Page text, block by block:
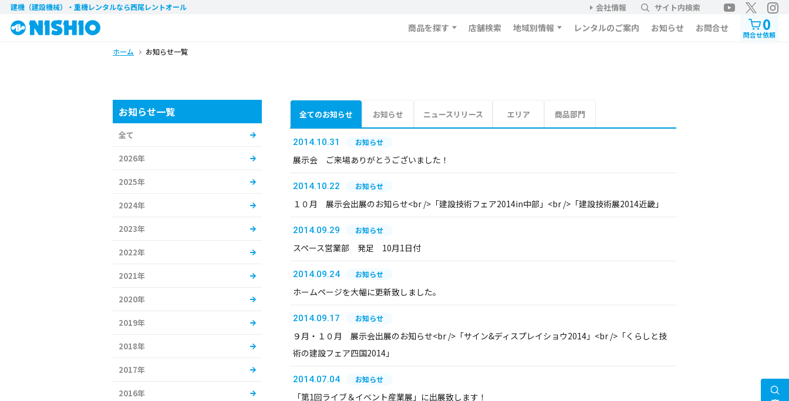
建機（建設機械）・重機レンタルなら西尾レントオール 会社情報 サイト内検索
商品を探す 店舗検索 地域別情報 レンタルのご案内 お知らせ お問合せ 0
問合せ依頼
ホーム お知らせ一覧
全てのお知らせ お知らせ ニュースリリース エリア 商品部門
2014.10.31 お知らせ
展示会 ご来場ありがとうございました！
2014.10.22 お知らせ
１０月 展示会出展のお知らせ<br />「建設技術フェア2014in中部」<br />「建設技術展2014近畿」
2014.09.29 お知らせ
スペース営業部 発足 10月1日付
2014.09.24 お知らせ
ホームページを大幅に更新致しました。
2014.09.17 お知らせ
９月・１０月 展示会出展のお知らせ<br />「サイン&ディスプレイショウ2014」<br />「くらしと技
術の建設フェア四国2014」
2014.07.04 お知らせ
「第1回ライブ＆イベント産業展」に出展致します！
お知らせ一覧
全て
2026年
2025年
2024年
2023年
2022年
2021年
2020年
2019年
2018年
2017年
2016年